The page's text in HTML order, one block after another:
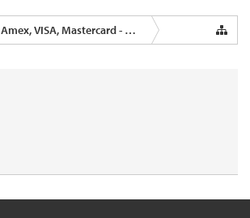
Amex, VISA, Mastercard - Kreditkartenanbieter